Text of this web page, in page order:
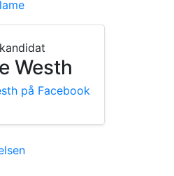
Westh
på Facebook